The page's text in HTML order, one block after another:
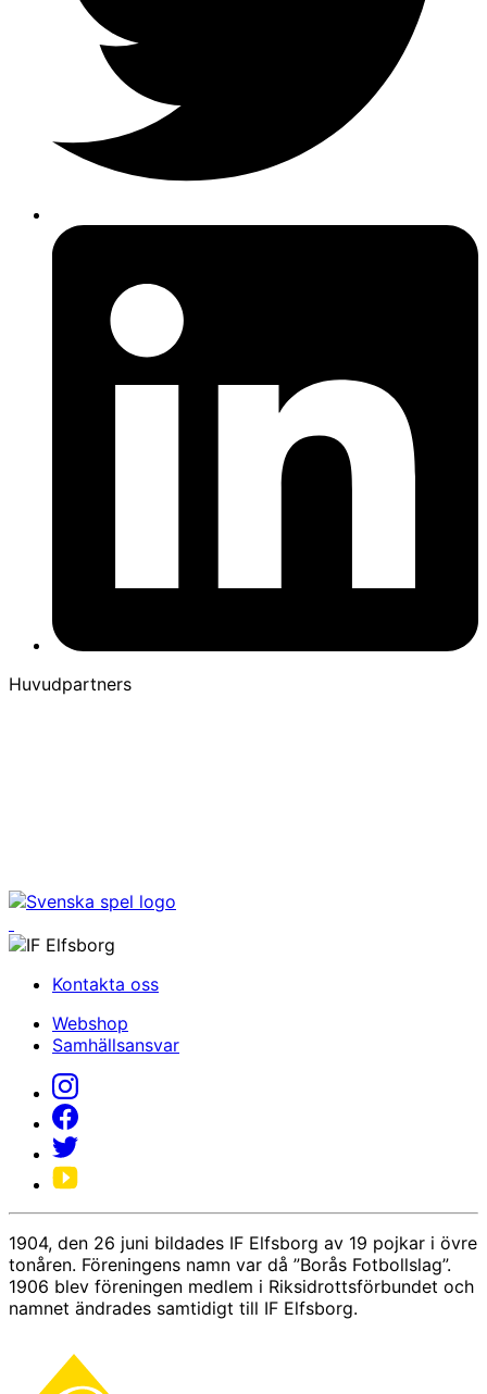
Huvudpartners
Kontakta oss
Webshop
Samhällsansvar
1904, den 26 juni bildades IF Elfsborg av 19 pojkar i övre
tonåren. Föreningens namn var då ”Borås Fotbollslag”.
1906 blev föreningen medlem i Riksidrottsförbundet och
namnet ändrades samtidigt till IF Elfsborg.